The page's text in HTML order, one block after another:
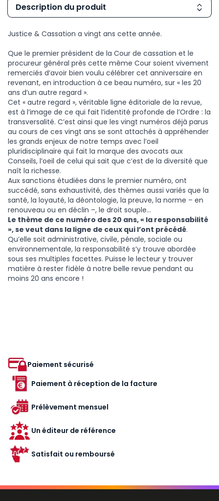
Description du produit
Justice & Cassation a vingt ans cette année.
Que le premier président de la Cour de cassation et le
procureur général près cette même Cour soient vivement
remerciés d’avoir bien voulu célébrer cet anniversaire en
revenant, en introduction à ce beau numéro, sur « les 20
ans d’un autre regard ».
Cet « autre regard », véritable ligne éditoriale de la revue,
est à l’image de ce qui fait l’identité profonde de l’Ordre : la
transversalité. C’est ainsi que les vingt numéros déjà parus
au cours de ces vingt ans se sont attachés à appréhender
les grands enjeux de notre temps avec l’oeil
pluridisciplinaire qui fait la marque des avocats aux
Conseils, l’oeil de celui qui sait que c’est de la diversité que
naît la richesse.
Aux sanctions étudiées dans le premier numéro, ont
succédé, sans exhaustivité, des thèmes aussi variés que la
santé, la loyauté, la déontologie, la preuve, la norme – en
renouveau ou en déclin –, le droit souple…
Le thème de ce numéro des 20 ans, « la responsabilité
», se veut dans la ligne de ceux qui l’ont précédé.
Qu’elle soit administrative, civile, pénale, sociale ou
environnementale, la responsabilité s’y trouve abordée
sous ses multiples facettes. Puisse le lecteur y trouver
matière à rester fidèle à notre belle revue pendant au
moins 20 ans encore !
Paiement sécurisé
Paiement à réception de la facture
Prélèvement mensuel
Un éditeur de référence
Satisfait ou remboursé